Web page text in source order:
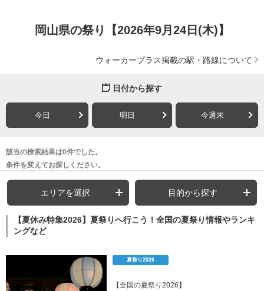
岡山県の祭り【2026年9月24日(木)】
ウォーカープラス掲載の駅・路線について
日付から探す
今日 明日 今週末
該当の検索結果は0件でした。
条件を変えてお探しください。
エリアを選択 目的から探す
【夏休み特集2026】夏祭りへ行こう！全国の夏祭り情報やランキ
ングなど
夏祭り2026
【全国の夏祭り2026】